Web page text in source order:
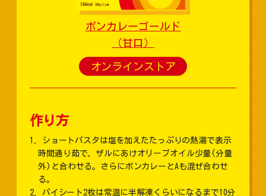
ボンカレーゴールド
（甘口）
オンラインストア
作り方
ショートパスタは塩を加えたたっぷりの熱湯で表示
時間通り茹で、ザルにあけオリーブオイル少量(分量
外)と合わせる。さらにボンカレーとAも混ぜ合わせ
る。
パイシート2枚は常温に半解凍くらいになるまで10分